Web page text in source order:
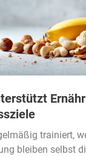
trainiert,
bleiben selbst